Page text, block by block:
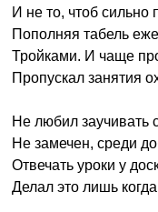
И не то, чтоб сильно
Пополняя табель
Тройками. И чаще
Пропускал занятия
Не любил заучивать
Не замечен, среди
Отвечать уроки у
Делал это лишь